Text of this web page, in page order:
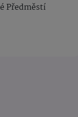
Předměstí